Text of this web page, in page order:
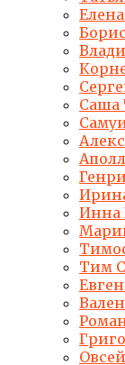
Саша
Инна
Тим